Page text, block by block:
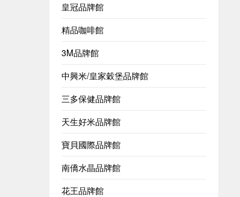
皇冠品牌館
精品咖啡館
3M品牌館
中興米/皇家穀堡品牌館
三多保健品牌館
天生好米品牌館
寶貝國際品牌館
南僑水晶品牌館
花王品牌館